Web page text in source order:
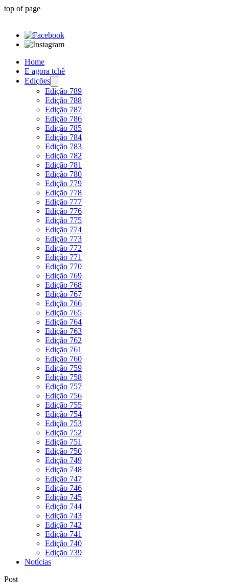
top of page
Home
E agora tchê
Edições
Edição 789
Edição 788
Edição 787
Edição 786
Edição 785
Edição 784
Edição 783
Edição 782
Edição 781
Edição 780
Edição 779
Edição 778
Edição 777
Edição 776
Edição 775
Edição 774
Edição 773
Edição 772
Edição 771
Edição 770
Edição 769
Edição 768
Edição 767
Edição 766
Edição 765
Edição 764
Edição 763
Edição 762
Edição 761
Edição 760
Edição 759
Edição 758
Edição 757
Edição 756
Edição 755
Edição 754
Edição 753
Edição 752
Edição 751
Edição 750
Edição 749
Edição 748
Edição 747
Edição 746
Edição 745
Edição 744
Edição 743
Edição 742
Edição 741
Edição 740
Edição 739
Notícias
Post